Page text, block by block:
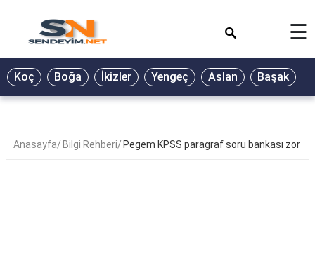
BİYOGRAFİ
GALERİ
☰
Koç Boğa İkizler Yengeç Aslan Başak
Anasayfa Bilgi Rehberi Pegem KPSS paragraf soru bankası zor